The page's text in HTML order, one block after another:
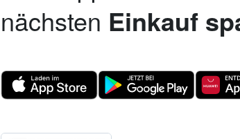
nächsten Einkauf